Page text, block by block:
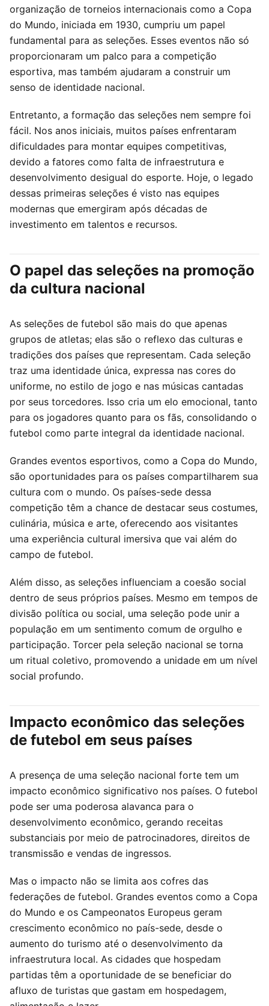
organização de torneios internacionais como a Copa
do Mundo, iniciada em 1930, cumpriu um papel
fundamental para as seleções. Esses eventos não só
proporcionaram um palco para a competição
esportiva, mas também ajudaram a construir um
senso de identidade nacional.
Entretanto, a formação das seleções nem sempre foi
fácil. Nos anos iniciais, muitos países enfrentaram
dificuldades para montar equipes competitivas,
devido a fatores como falta de infraestrutura e
desenvolvimento desigual do esporte. Hoje, o legado
dessas primeiras seleções é visto nas equipes
modernas que emergiram após décadas de
investimento em talentos e recursos.
O papel das seleções na promoção
da cultura nacional
As seleções de futebol são mais do que apenas
grupos de atletas; elas são o reflexo das culturas e
tradições dos países que representam. Cada seleção
traz uma identidade única, expressa nas cores do
uniforme, no estilo de jogo e nas músicas cantadas
por seus torcedores. Isso cria um elo emocional, tanto
para os jogadores quanto para os fãs, consolidando o
futebol como parte integral da identidade nacional.
Grandes eventos esportivos, como a Copa do Mundo,
são oportunidades para os países compartilharem sua
cultura com o mundo. Os países-sede dessa
competição têm a chance de destacar seus costumes,
culinária, música e arte, oferecendo aos visitantes
uma experiência cultural imersiva que vai além do
campo de futebol.
Além disso, as seleções influenciam a coesão social
dentro de seus próprios países. Mesmo em tempos de
divisão política ou social, uma seleção pode unir a
população em um sentimento comum de orgulho e
participação. Torcer pela seleção nacional se torna
um ritual coletivo, promovendo a unidade em um nível
social profundo.
Impacto econômico das seleções
de futebol em seus países
A presença de uma seleção nacional forte tem um
impacto econômico significativo nos países. O futebol
pode ser uma poderosa alavanca para o
desenvolvimento econômico, gerando receitas
substanciais por meio de patrocinadores, direitos de
transmissão e vendas de ingressos.
Mas o impacto não se limita aos cofres das
federações de futebol. Grandes eventos como a Copa
do Mundo e os Campeonatos Europeus geram
crescimento econômico no país-sede, desde o
aumento do turismo até o desenvolvimento da
infraestrutura local. As cidades que hospedam
partidas têm a oportunidade de se beneficiar do
afluxo de turistas que gastam em hospedagem,